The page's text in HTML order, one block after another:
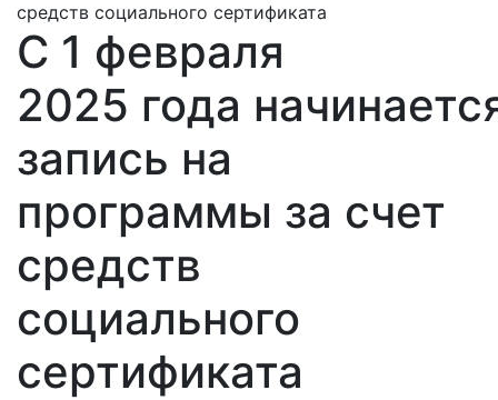
средств социального сертификата
С 1 февраля
2025 года
запись на
программы за счет
средств
социального
сертификата